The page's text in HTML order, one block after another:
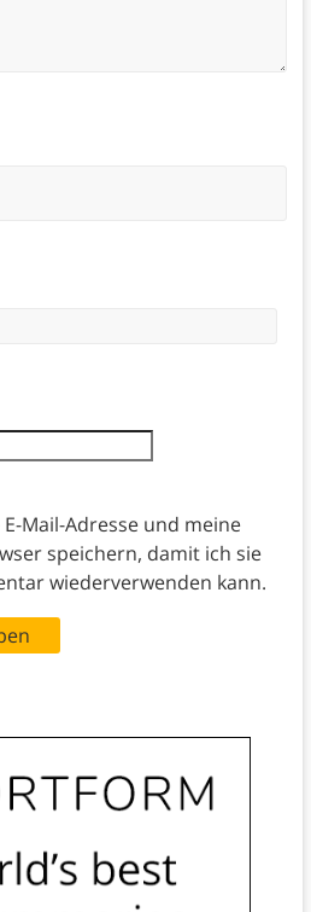
Mail-Adresse und meine
speichern, damit ich sie
wiederverwenden kann.